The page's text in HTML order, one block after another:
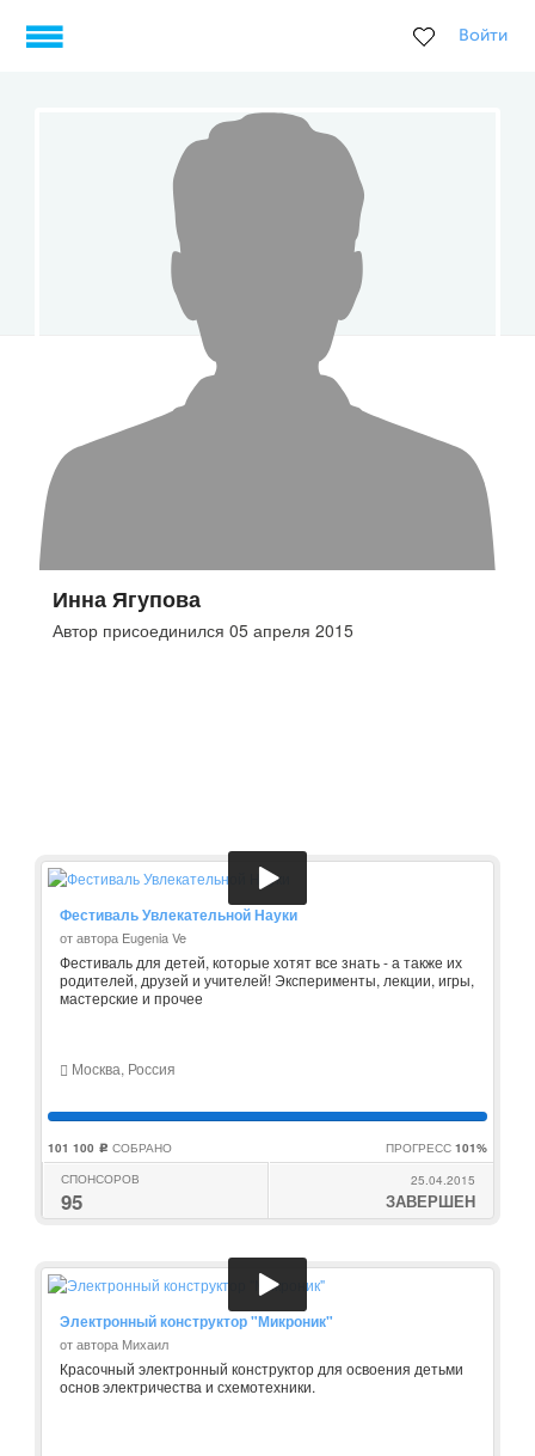
Войти
Инна Ягупова
Автор присоединился 05 апреля 2015
Фестиваль Увлекательной Науки
от автора Eugenia Ve
Фестиваль для детей, которые хотят все знать - а также их
родителей, друзей и учителей! Эксперименты, лекции, игры,
мастерские и прочее
Москва, Россия
101 100 c СОБРАНО ПРОГРЕСС 101%
СПОНСОРОВ
95
25.04.2015
ЗАВЕРШЕН
Электронный конструктор "Микроник"
от автора Михаил
Красочный электронный конструктор для освоения детьми
основ электричества и схемотехники.